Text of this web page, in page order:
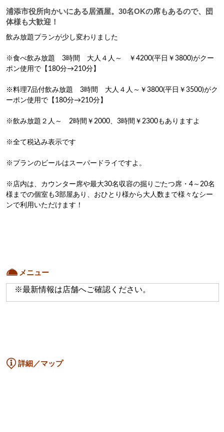
浦添市役所向かいにある居酒屋。30名OKの席もあるので、団
体様も大歓迎！
飲み放題プランが少し変わりました
※食べ飲み放題　3時間　大人４人～　￥4200(平日￥3800)がクー
ポン使用で【180分→210分】
※料理7品付飲み放題　3時間　大人４人～￥3800(平日￥3500)がク
ーポン使用で【180分→210分】
※飲み放題２人～　2時間￥2000、3時間￥2300もありますよ
※全て税込み表示です
※プランのビールはスーパードライですよ。
※店内は、カウンター席や最大30名収容の掘りごたつ席・4～20名
様までの個室も3部屋あり、おひとり様から大人数まで様々なシー
メニュー
※最新情報は店舗へご確認ください。
詳細／マップ